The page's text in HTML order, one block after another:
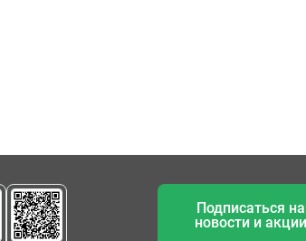
Подписаться на
новости и акции